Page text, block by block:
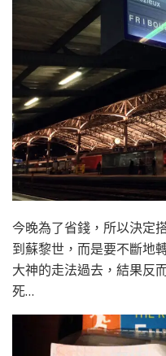
今晚為了省錢，所以決定
到蘇黎世，而是要不斷地
大神的走法過去，結果反
死…